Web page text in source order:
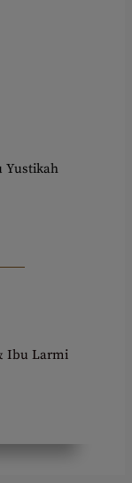
Yustikah
Ibu Larmi